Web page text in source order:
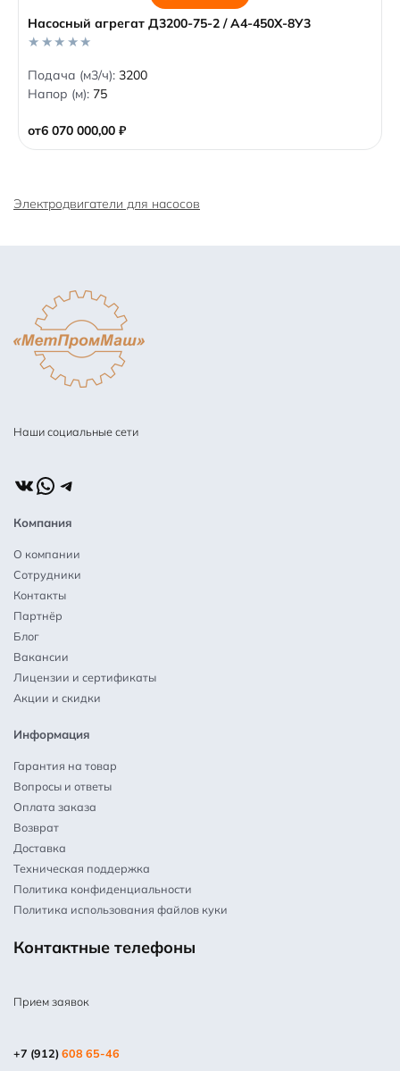
Насосный агрегат Д3200-75-2 / А4-450Х-8У3
от6 070 000,00 ₽
0
o
u
f
5
Подача (м3/ч): 3200
Напор (м): 75
Электродвигатели для насосов
Наши социальные сети
ВКонтакте
WhatsApp
Telegram
Компания
О компании
Сотрудники
Контакты
Партнёр
Блог
Вакансии
Лицензии и сертификаты
Акции и скидки
Информация
Гарантия на товар
Вопросы и ответы
Оплата заказа
Возврат
Доставка
Техническая поддержка
Политика конфиденциальности
Политика использования файлов куки
Контактные телефоны
Прием заявок
+7 (912)608 65-46